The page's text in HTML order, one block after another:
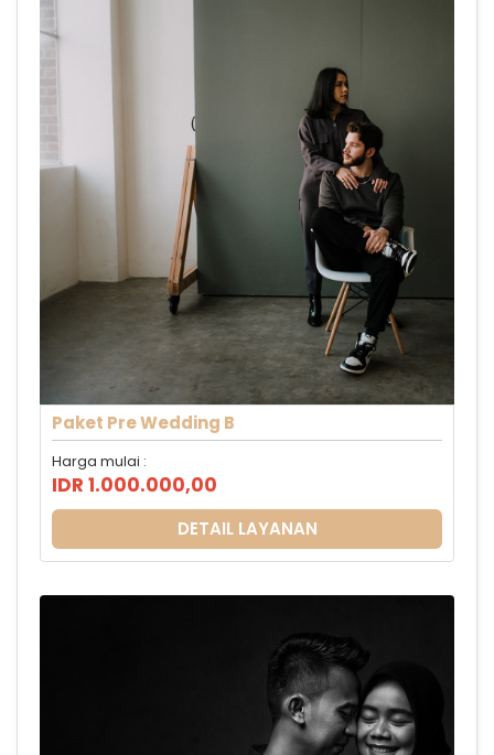
Paket Pre Wedding B
Harga mulai :
IDR 1.000.000,00
DETAIL LAYANAN